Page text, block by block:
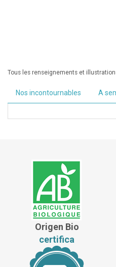
Tous les renseignements et
Nos incontournables A
Origen Bio
certifica